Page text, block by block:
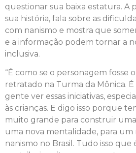
questionar sua baixa estatura. A
sua história, fala sobre as
com nanismo e mostra que
e a informação podem tornar a
inclusiva.
“É como se o personagem fosse
retratado na Turma da Mônica.
gente ver essas iniciativas,
às crianças. E digo isso porque
muito grande para construir
uma nova mentalidade, para
nanismo no Brasil. Tudo isso